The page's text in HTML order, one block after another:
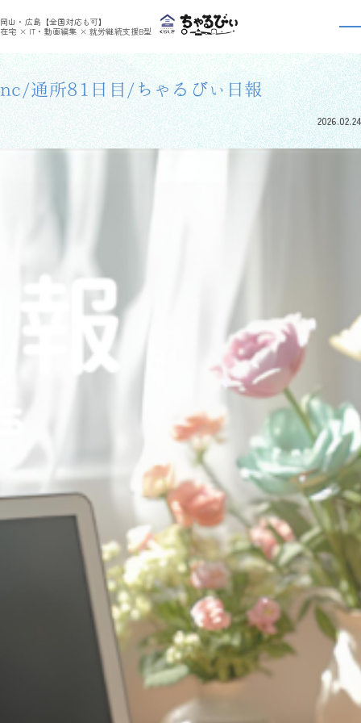
岡山・広島【全国対応も可】
在宅 × IT・動画編集 × 就労継続支援B型
利用者さんの日報 >
利用者さんの日報
nc/通所81日目/ちゃるびぃ日報
2026.02.24